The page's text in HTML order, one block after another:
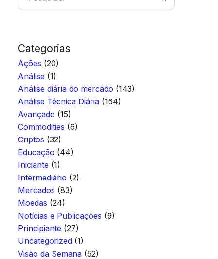
Categorias
Ações (20)
Análise (1)
Análise diária do mercado (143)
Análise Técnica Diária (164)
Avançado (15)
Commodities (6)
Criptos (32)
Educação (44)
Iniciante (1)
Intermediário (2)
Mercados (83)
Moedas (24)
Notícias e Publicações (9)
Principiante (27)
Uncategorized (1)
Visão da Semana (52)